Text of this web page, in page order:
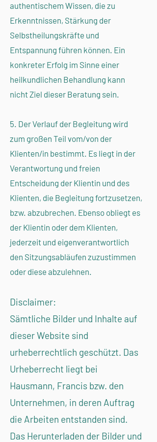
authentischem Wissen, die zu
Erkenntnissen, Stärkung der
Selbstheilungskräfte und
Entspannung führen können. Ein
konkreter Erfolg im Sinne einer
heilkundlichen Behandlung kann
nicht Ziel dieser Beratung sein.
5. Der Verlauf der Begleitung wird
zum großen Teil vom/von der
Klienten/in bestimmt. Es liegt in der
Verantwortung und freien
Entscheidung der Klientin und des
Klienten, die Begleitung fortzusetzen,
bzw. abzubrechen. Ebenso obliegt es
der Klientin oder dem Klienten,
jederzeit und eigenverantwortlich
den Sitzungsabläufen zuzustimmen
oder diese abzulehnen.
Disclaimer:
Sämtliche Bilder und Inhalte auf
dieser Website sind
urheberrechtlich geschützt. Das
Urheberrecht liegt bei
Hausmann, Francis bzw. den
Unternehmen, in deren Auftrag
die Arbeiten entstanden sind.
Das Herunterladen der Bilder und